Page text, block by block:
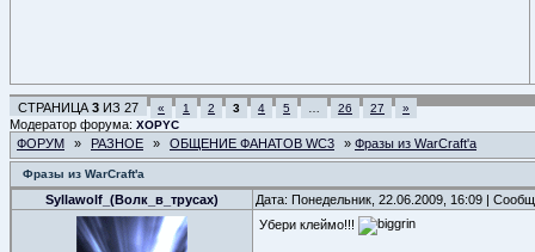
СТРАНИЦА 3 ИЗ 27 « 1 2 3 4 5 26 27 »
Модератор форума: XOPYC
ФОРУМ » РАЗНОЕ » ОБЩЕНИЕ ФАНАТОВ WC3 » Фразы из WarCraft'a
Фразы из WarCraft'a
Syllawolf_(Волк_в_трусах) Дата: Понедельник, 22.06.2009, 16:09 |
Убери клеймо!!!